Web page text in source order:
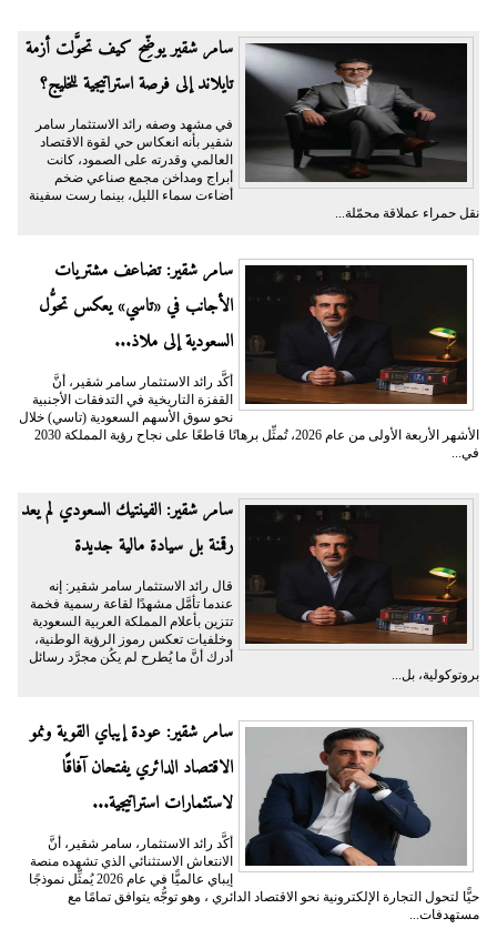
سامر شقير يوضِّح كيف تحوَّلت أزمة
تايلاند إلى فرصة استراتيجية للخليج؟
في مشهد وصفه رائد الاستثمار سامر
شقير بأنه انعكاس حي لقوة الاقتصاد
العالمي وقدرته على الصمود، كانت
أبراج ومداخن مجمع صناعي ضخم
أضاءت سماء الليل، بينما رست سفينة
نقل حمراء عملاقة محمّلة...
سامر شقير: تضاعف مشتريات
الأجانب في «تاسي» يعكس تحوُّل
السعودية إلى ملاذ...
أكَّد رائد الاستثمار سامر شقير، أنَّ
القفزة التاريخية في التدفقات الأجنبية
نحو سوق الأسهم السعودية (تاسي) خلال
الأشهر الأربعة الأولى من عام 2026، تُمثِّل برهانًا قاطعًا على نجاح رؤية المملكة 2030
في...
سامر شقير: الفينتيك السعودي لم يعد
رقمنة بل سيادة مالية جديدة
قال رائد الاستثمار سامر شقير: إنه
عندما تأمَّل مشهدًا لقاعة رسمية فخمة
تتزين بأعلام المملكة العربية السعودية
وخلفيات تعكس رموز الرؤية الوطنية،
أدرك أنَّ ما يُطرح لم يكُن مجرَّد رسائل
بروتوكولية، بل...
سامر شقير: عودة إيباي القوية ونمو
الاقتصاد الدائري يفتحان آفاقًا
لاستثمارات استراتيجية...
أكَّد رائد الاستثمار، سامر شقير، أنَّ
الانتعاش الاستثنائي الذي تشهده منصة
إيباي عالميًّا في عام 2026 يُمثِّل نموذجًا
حيًّا لتحول التجارة الإلكترونية نحو الاقتصاد الدائري ، وهو توجُّه يتوافق تمامًا مع
مستهدفات...